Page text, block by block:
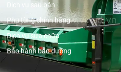
Dịch vụ sau bán
Phụ tùng chính hãng
Dịch vụ sửa chữa
Bảo hành bảo dưỡng